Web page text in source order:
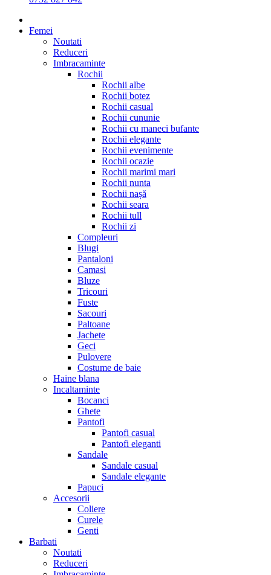
Femei
Noutati
Reduceri
Imbracaminte
Rochii
Rochii albe
Rochii botez
Rochii casual
Rochii cununie
Rochii cu maneci bufante
Rochii elegante
Rochii evenimente
Rochii ocazie
Rochii marimi mari
Rochii nunta
Rochii nașă
Rochii seara
Rochii tull
Rochii zi
Compleuri
Blugi
Pantaloni
Camasi
Bluze
Tricouri
Fuste
Sacouri
Paltoane
Jachete
Geci
Pulovere
Costume de baie
Haine blana
Incaltaminte
Bocanci
Ghete
Pantofi
Pantofi casual
Pantofi eleganti
Sandale
Sandale casual
Sandale elegante
Papuci
Accesorii
Coliere
Curele
Genti
Barbati
Noutati
Reduceri